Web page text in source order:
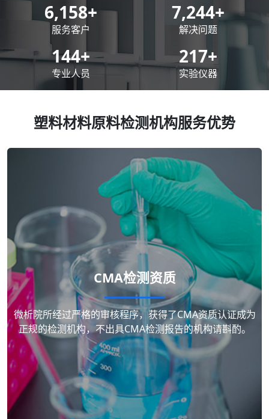
8,500+
服务客户
10,000+
解决问题
200+
专业人员
300+
实验仪器
塑料材料原料检测机构服务优势
CMA检测资质
微析院所经过严格的审核程序，获得了CMA资质认证成为
正规的检测机构，不出具CMA检测报告的机构请斟酌。